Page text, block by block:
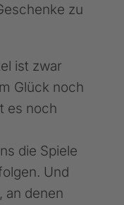
zu
ist zwar
Glück noch
es noch
die Spiele
Und
an denen